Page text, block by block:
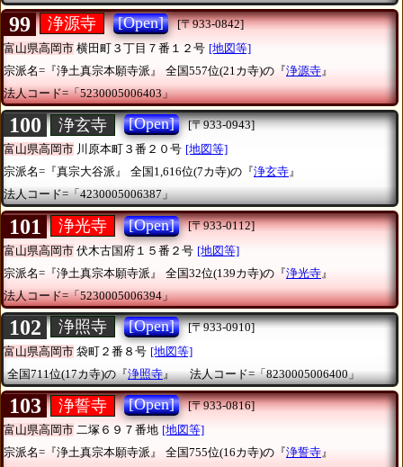
99 浄源寺 [Open]
[〒933-0842]
富山県高岡市 横田町３丁目７番１２号 [地図等]
宗派名=『浄土真宗本願寺派』
全国557位(21カ寺)の『浄源寺 』
法人コード=「5230005006403」
100 浄玄寺 [Open]
[〒933-0943]
富山県高岡市 川原本町３番２０号 [地図等]
宗派名=『真宗大谷派』
全国1,616位(7カ寺)の『浄玄寺』
法人コード=「4230005006387」
101 浄光寺 [Open]
[〒933-0112]
富山県高岡市 伏木古国府１５番２号 [地図等]
宗派名=『浄土真宗本願寺派』
全国32位(139カ寺)の『浄光寺 』
法人コード=「5230005006394」
102 浄照寺 [Open]
[〒933-0910]
富山県高岡市 袋町２番８号 [地図等]
全国711位(17カ寺)の『浄照寺』 法人コード=「8230005006400」
103 浄誓寺 [Open]
[〒933-0816]
富山県高岡市 二塚６９７番地 [地図等]
宗派名=『浄土真宗本願寺派』
全国755位(16カ寺)の『浄誓寺』